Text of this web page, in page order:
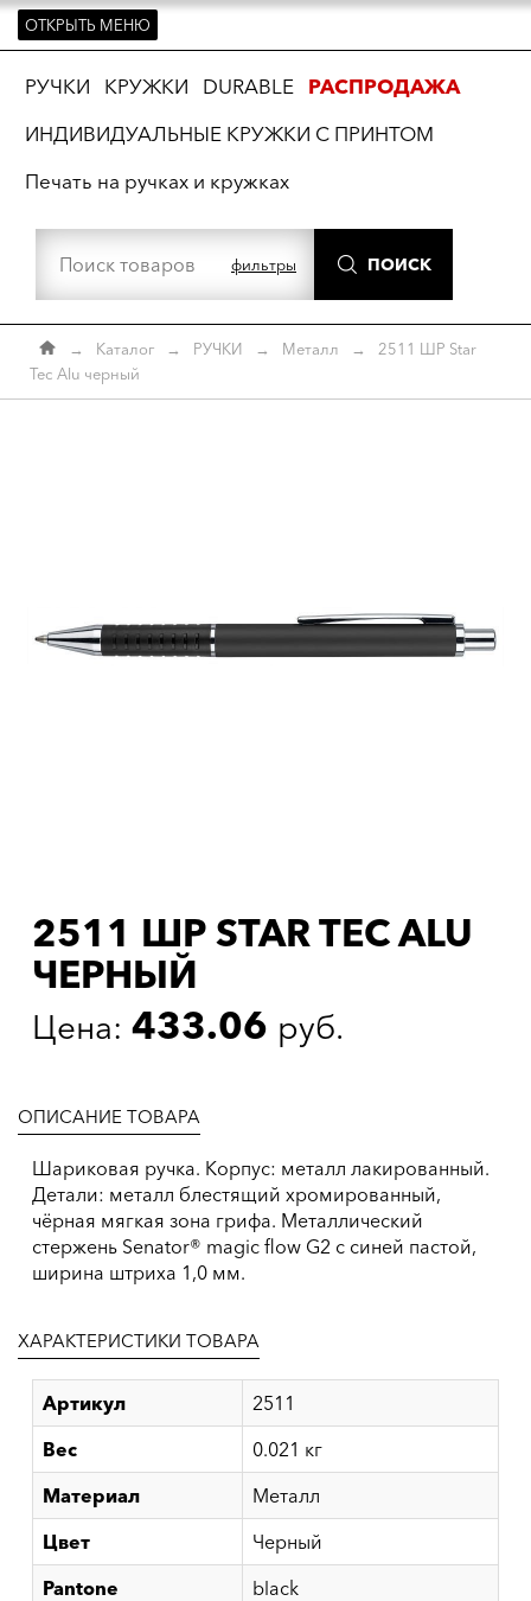
ОТКРЫТЬ МЕНЮ
РУЧКИ КРУЖКИ DURABLE
РАСПРОДАЖА
ИНДИВИДУАЛЬНЫЕ КРУЖКИ С ПРИНТОМ
Печать на ручках и кружках
фильтры ПОИСК
→ Каталог → РУЧКИ → Металл →
2511 ШР Star
Tec Alu черный
2511 ШР STAR TEC ALU
ЧЕРНЫЙ
Цена: 433.06 руб.
ОПИСАНИЕ ТОВАРА
Шариковая ручка. Корпус: металл лакированный.
Детали: металл блестящий хромированный,
чёрная мягкая зона грифа. Металлический
стержень Senator® magic flow G2 с синей пастой,
ширина штриха 1,0 мм.
ХАРАКТЕРИСТИКИ ТОВАРА
Артикул
2511
Вес
0.021 кг
Материал
Металл
Цвет
Черный
Pantone
black